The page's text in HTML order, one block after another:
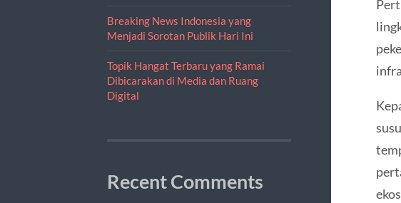
Breaking News Indonesia yang
Menjadi Sorotan Publik Hari Ini
Topik Hangat Terbaru yang Ramai
Dibicarakan di Media dan Ruang
Digital
Recent Comments